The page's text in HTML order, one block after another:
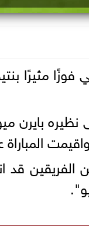
بايرن
المباراة
بين